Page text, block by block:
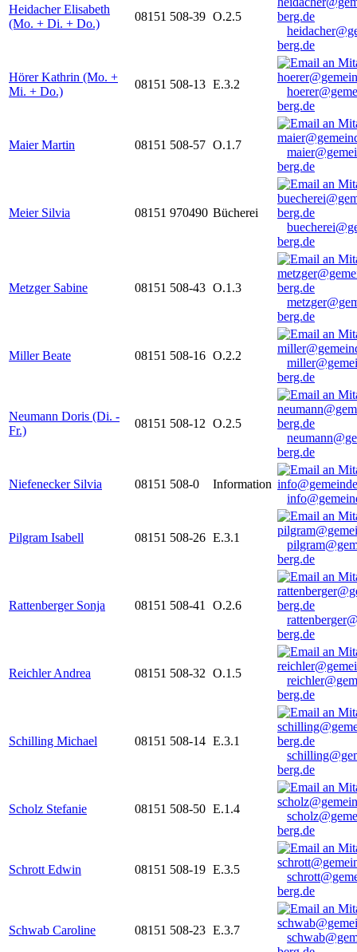
Heidacher Elisabeth
(Mo. + Di. + Do.)
08151 508-39 O.2.5
berg.de
Hörer Kathrin (Mo. +
Mi. + Do.)
08151 508-13 E.3.2
berg.de
Maier Martin 08151 508-57 O.1.7
berg.de
Meier Silvia 08151 970490 Bücherei
berg.de
Metzger Sabine 08151 508-43 O.1.3
berg.de
Miller Beate 08151 508-16 O.2.2
berg.de
Neumann Doris (Di. -
Fr.)
08151 508-12 O.2.5
berg.de
Niefenecker Silvia 08151 508-0
Information
Pilgram Isabell 08151 508-26 E.3.1
berg.de
Rattenberger Sonja 08151 508-41
O.2.6
berg.de
Reichler Andrea 08151 508-32 O.1.5
berg.de
Schilling Michael 08151 508-14 E.3.1
berg.de
Scholz Stefanie 08151 508-50 E.1.4
berg.de
Schrott Edwin 08151 508-19 E.3.5
berg.de
Schwab Caroline 08151 508-23 E.3.7